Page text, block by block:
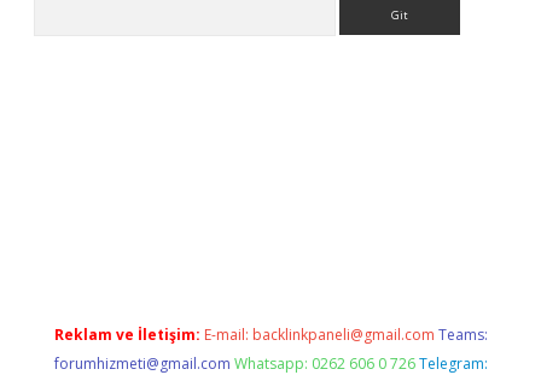
Reklam ve İletişim: E-mail: backlinkpaneli@gmail.com Teams:
forumhizmeti@gmail.com Whatsapp: 0262 606 0 726 Telegram: